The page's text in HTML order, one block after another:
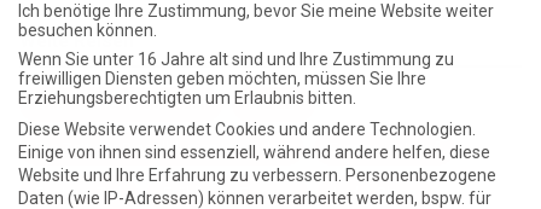
Weite Reisen
Atlantische Turbulenzen DIE ELF
Die Zeit der Ringelblumen ist vorbei Europa im Kopf
Fast am Ziel Frühling in Florenz In der Blase
Ich benötige Ihre Zustimmung, bevor Sie meine Website weiter
besuchen können.
Wenn Sie unter 16 Jahre alt sind und Ihre Zustimmung zu
freiwilligen Diensten geben möchten, müssen Sie Ihre
Erziehungsberechtigten um Erlaubnis bitten.
Diese Website verwendet Cookies und andere Technologien.
Einige von ihnen sind essenziell, während andere helfen, diese
Website und Ihre Erfahrung zu verbessern. Personenbezogene
Daten (wie IP-Adressen) können verarbeitet werden, bspw. für